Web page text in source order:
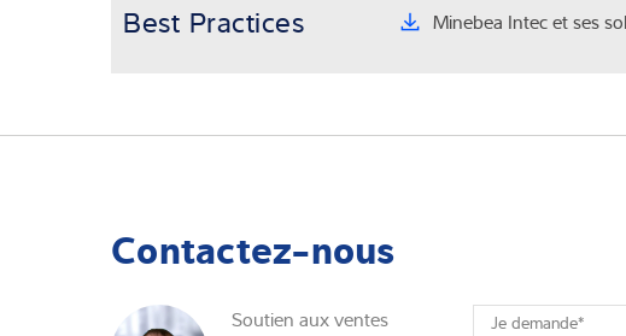
Best Practices Minebea Intec et ses
Contactez-nous
Soutien aux ventes
Je demande*